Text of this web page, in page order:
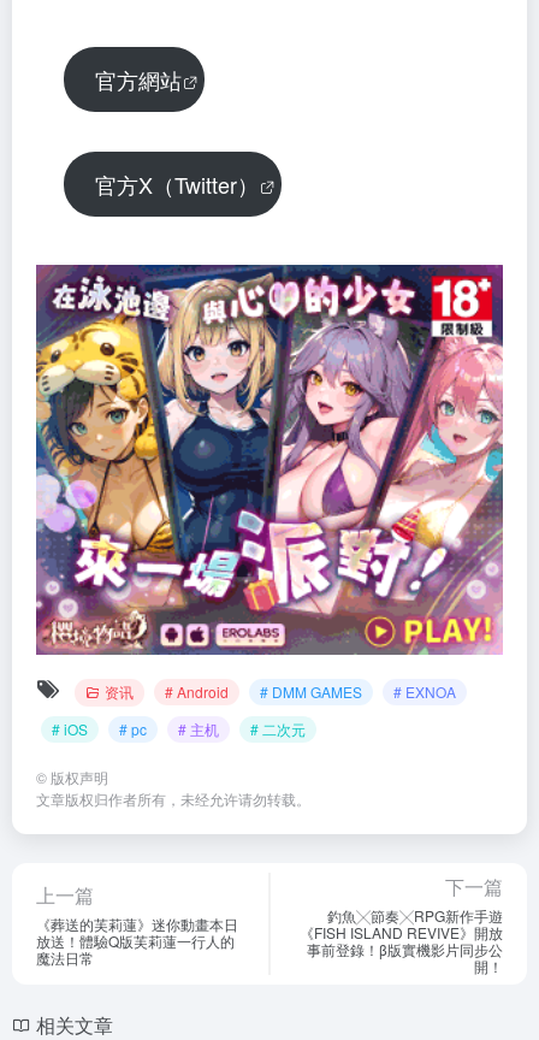
官方網站
官方X（Twitter）
资讯 # Android # DMM GAMES
# EXNOA
# iOS
# pc # 主机 # 二次元
© 版权声明
文章版权归作者所有，未经允许请勿转载。
上一篇
《葬送的芙莉蓮》迷你動畫本日
放送！體驗Q版芙莉蓮一行人的
魔法日常
下一篇
釣魚╳節奏╳RPG新作手遊
《FISH ISLAND REVIVE》開放
事前登錄！β版實機影片同步公
開！
相关文章